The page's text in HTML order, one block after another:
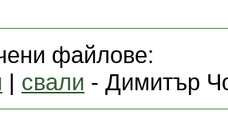
файлове:
| свали - Димитър